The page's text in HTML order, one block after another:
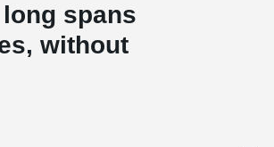
spans
without